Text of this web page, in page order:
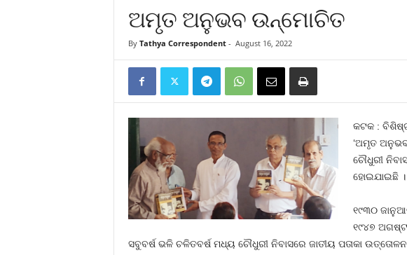
ଅମୃତ ଅନୁଭବ ଉନ୍ମୋଚିତ
By Tathya Correspondent- August 16, 2022
କଟକ : ବିଶିଷ୍ଟ
‘ଅମୃତ
ଚୌଧୁରୀ
ହୋଇଯାଇଛି ।
୧୯୩୦
୧୯୪୭ ଅଗଷ୍ଟ
ସବୁବର୍ଷ ଭଳି ଚଳିତବର୍ଷ ମଧ୍ୟ ଚୌଧୁରୀ ନିବାସରେ ଜାତୀୟ ପତାକା